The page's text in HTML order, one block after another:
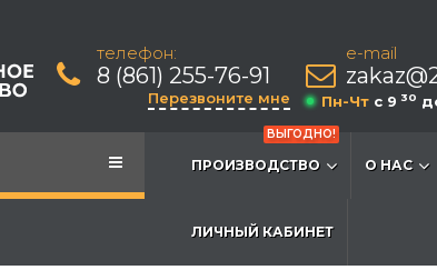
телефон:
8 (861) 255-76-91
Перезвоните мне
e-mail
Пн-Чт c 9 30
ВЫГОДНО!
ПРОИЗВОДСТВО О НАС
ЛИЧНЫЙ КАБИНЕТ